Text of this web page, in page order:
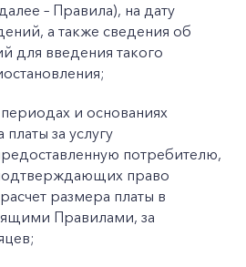
– Правила), на дату
а также сведения об
для введения такого
периодах и основаниях
за услугу
потребителю,
право
размера платы в
Правилами, за